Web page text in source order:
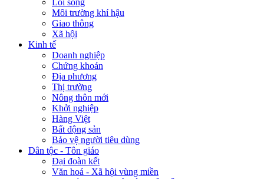
Lối sống
Môi trường khí hậu
Giao thông
Xã hội
Kinh tế
Doanh nghiệp
Chứng khoán
Địa phương
Thị trường
Nông thôn mới
Khởi nghiệp
Hàng Việt
Bất động sản
Bảo vệ người tiêu dùng
Dân tộc - Tôn giáo
Đại đoàn kết
Văn hoá - Xã hội vùng miền